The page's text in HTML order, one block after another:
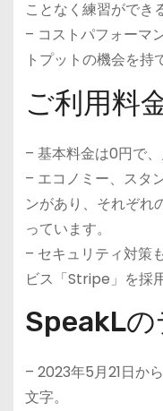
ことなく練習ができ
– コストパフォーマ
トプットの機会を持
ご利用料
– 基本料金は0円で
– エコノミー、スタ
ンがあり、それぞれ
っています。
– セキュリティ対策
ビス「Stripe」を採
SpeakLの
– 2023年5月21日か
文字。